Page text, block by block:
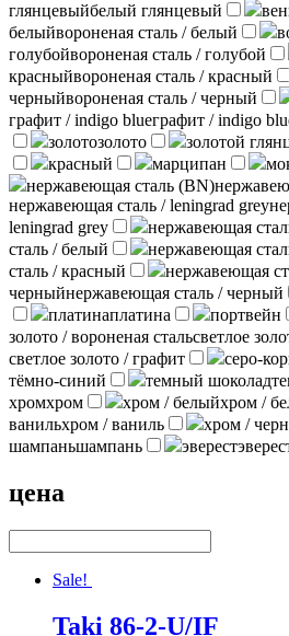
глянцевыйбелый глянцевый
белыйвороненая сталь / белый
голубойвороненая сталь / голубой
красныйвороненая сталь / красный
черныйвороненая сталь / черный
графит / indigo blueграфит / indigo
золотозолото золотой
красный
марципан
нержавеющая сталь (BN)
нержавеющая сталь / leningrad grey
leningrad grey
нержавеющая
сталь / белый
нержавеющая
сталь / красный
нержавеющая
черныйнержавеющая сталь / черный
платинаплатина портвейн
золото / вороненая стальсветлое
светлое золото / графит
серо-
тёмно-синий
темный шоколад
хромхром хром / белыйхром /
ванильхром / ваниль хром /
шампаньшампань эверест
цена
Sale!
Taki 86-2-U/IF